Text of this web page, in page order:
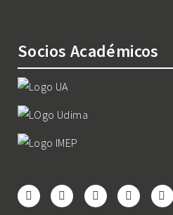
Socios Académicos